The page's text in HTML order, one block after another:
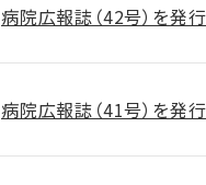
病院広報誌（42号）を発
病院広報誌（41号）を発